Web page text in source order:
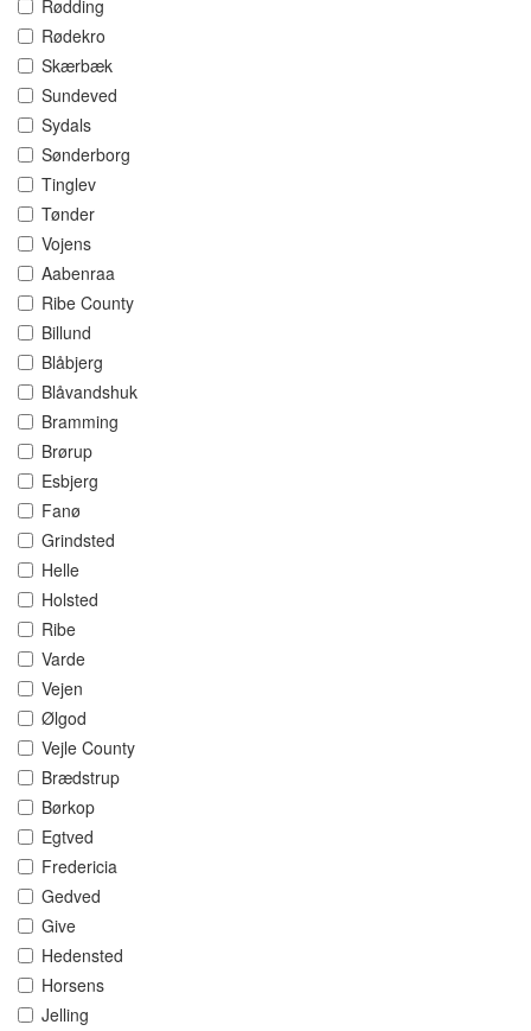
Rødding
Rødekro
Skærbæk
Sundeved
Sydals
Sønderborg
Tinglev
Tønder
Vojens
Aabenraa
Ribe County
Billund
Blåbjerg
Blåvandshuk
Bramming
Brørup
Esbjerg
Fanø
Grindsted
Helle
Holsted
Ribe
Varde
Vejen
Ølgod
Vejle County
Brædstrup
Børkop
Egtved
Fredericia
Gedved
Give
Hedensted
Horsens
Jelling